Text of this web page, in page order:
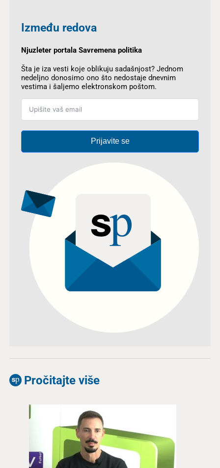
Između redova
Njuzleter portala Savremena politika
Šta je iza vesti koje oblikuju sadašnjost? Jednom
nedeljno donosimo ono što nedostaje dnevnim
vestima i šaljemo elektronskom poštom.
Prijavite se
Pročitajte više